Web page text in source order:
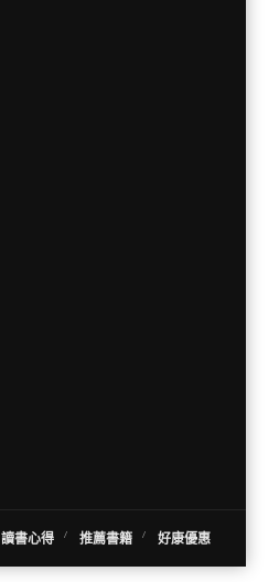
讀書心得 推薦書籍 好康優惠